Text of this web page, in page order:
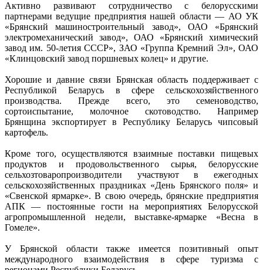
Активно развивают сотрудничество с белорусскими
партнерами ведущие предприятия нашей области — АО УК
«Брянский машиностроительный завод», ОАО «Брянский
электромеханический завод», ОАО «Брянский химический
завод им. 50-летия СССР», ЗАО «Группа Кремний Эл», ОАО
«Клинцовский завод поршневых колец» и другие.
Хорошие и давние связи Брянская область поддерживает с
Республикой Беларусь в сфере сельскохозяйственного
производства. Прежде всего, это семеноводство,
сортоиспытание, молочное скотоводство. Например
Брянщина экспортирует в Республику Беларусь чипсовый
картофель.
Кроме того, осуществляются взаимные поставки пищевых
продуктов и продовольственного сырья, белорусские
сельхозтоваропроизводители участвуют в ежегодных
сельскохозяйственных праздниках «День Брянского поля» и
«Свенской ярмарке». В свою очередь, брянские предприятия
АПК — постоянные гости на мероприятиях Белорусской
агропромышленной недели, выставке-ярмарке «Весна в
Гомеле».
У Брянской области также имеется позитивный опыт
международного взаимодействия в сфере туризма с